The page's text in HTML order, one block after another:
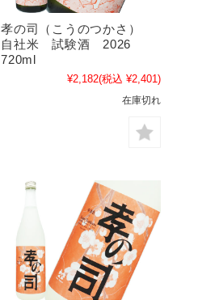
孝の司（こうのつかさ）
自社米 試験酒 2026
720ml
¥2,182(税込 ¥2,401)
在庫切れ